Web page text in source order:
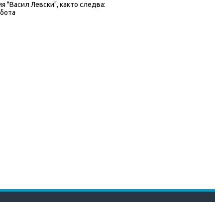
"Васил Левски", както следва: